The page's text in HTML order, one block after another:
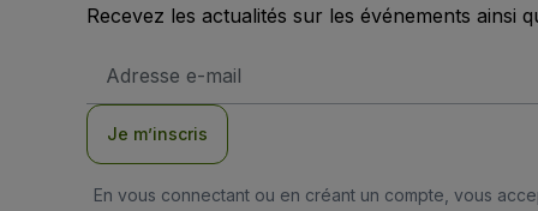
Recevez les actualités sur les événements ainsi
e-
Je m’inscris
En vous connectant ou en créant un compte, vous